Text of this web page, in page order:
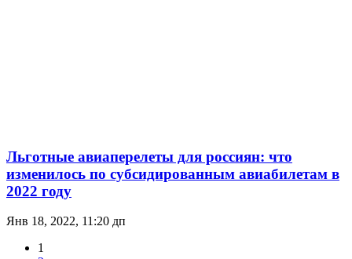
Льготные авиаперелеты для россиян: что
изменилось по субсидированным авиабилетам в
2022 году
Янв 18, 2022, 11:20 дп
1